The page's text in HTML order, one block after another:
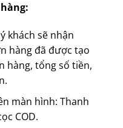
khách sẽ nhận
hàng đã được tạo
hàng, tổng số tiền,
màn hình: Thanh
COD.